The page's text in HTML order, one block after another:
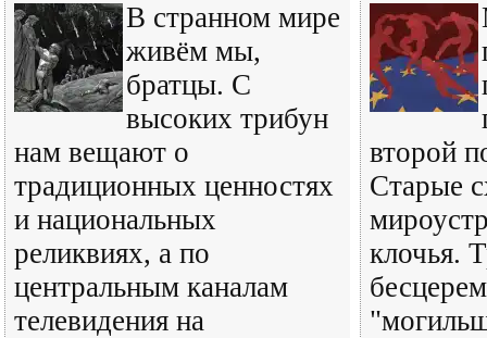
В странном мире
живём мы,
братцы. С
высоких трибун
нам вещают о
традиционных ценностях
и национальных
реликвиях, а по
центральным каналам
телевидения на
второй
Старые
клочья.